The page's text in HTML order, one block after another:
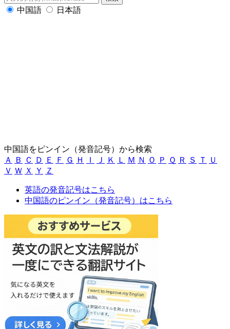
中国語 日本語
中国語をピンイン（発音記号）から検索
Ａ
Ｂ Ｃ Ｄ Ｅ Ｆ Ｇ Ｈ Ｉ Ｊ Ｋ Ｌ Ｍ Ｎ Ｏ Ｐ Ｑ Ｒ Ｓ Ｔ
Ｕ
Ｖ Ｗ Ｘ Ｙ Ｚ
英語の発音記号はこちら
中国語のピンイン（発音記号）はこちら